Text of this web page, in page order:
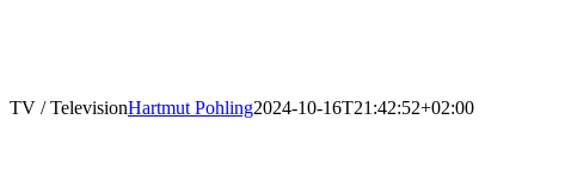
TV / TelevisionHartmut Pohling2024-10-16T21:42:52+02:00